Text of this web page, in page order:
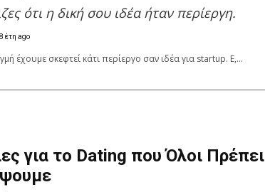
ότι η δική σου ιδέα ήταν περίεργη.
8 έτη ago
έχουμε σκεφτεί κάτι περίεργο σαν ιδέα για startup. Ε,...
για το Dating που Όλοι Πρέπει